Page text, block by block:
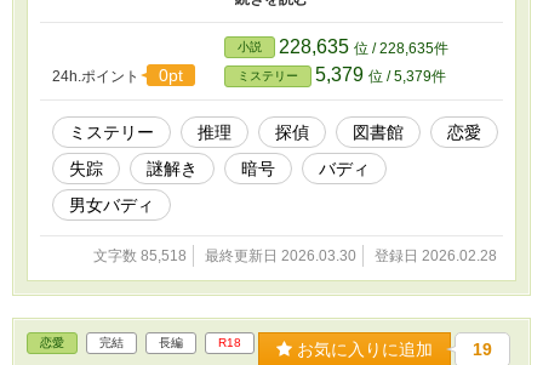
決する、男女バディミステリー！
24h.ポイント 0pt
小説 228,635 位 / 228,635件
ミステリー 5,379 位 / 5,379件
ミステリー 推理 探偵 図書館
恋愛
失踪
謎解き 暗号
バディ
男女バディ
文字数 85,518 最終更新日 2026.03.30 登録日 2026.02.28
恋愛 完結 長編 R18 お気に入りに追加 19